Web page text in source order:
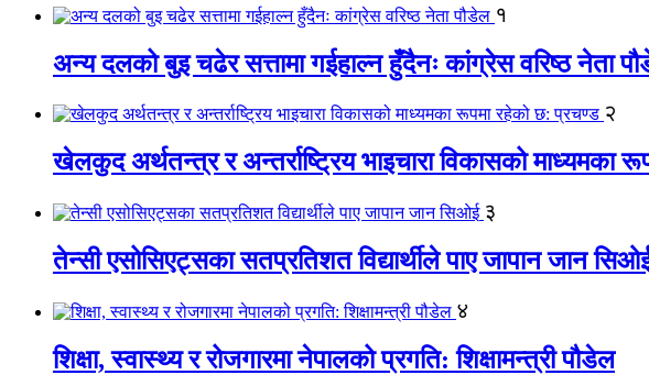
१
अन्य दलको बुइ चढेर सत्तामा गईहाल्न हुँदैनः कांग्रेस वरिष्ठ नेता
२
खेलकुद अर्थतन्त्र र अन्तर्राष्ट्रिय भाइचारा विकासको माध्यमका
३
तेन्सी एसोसिएट्सका सतप्रतिशत विद्यार्थीले पाए जापान जान
४
शिक्षा, स्वास्थ्य र रोजगारमा नेपालको प्रगति: शिक्षामन्त्री पौडेल